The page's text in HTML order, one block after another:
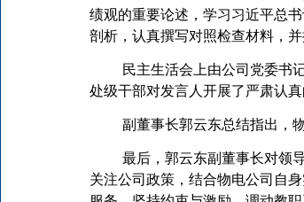
绩观的重要论述，学习习近平总
剖析，认真撰写对照检查材料，并
民主生活会上由公司党委书
处级干部对发言人开展了严肃认真
副董事长郭云东总结指出，
最后，郭云东副董事长对领
关注公司政策，结合物电公司自